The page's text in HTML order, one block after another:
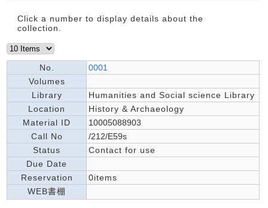
Click a number to display details about the
collection.
No.
0001
Volumes
Library
Humanities and Social science Library
Location
History & Archaeology
Material ID
10005088903
Call No
/212/E59s
Status
Contact for use
Due Date
Reservation
0items
WEB書棚